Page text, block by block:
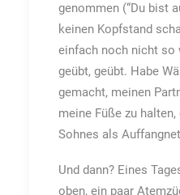
genommen (“Du bist
keinen Kopfstand
einfach noch nicht so
geübt, geübt. Habe
gemacht, meinen
meine Füße zu
Sohnes als
Und dann? Eines
oben, ein paar